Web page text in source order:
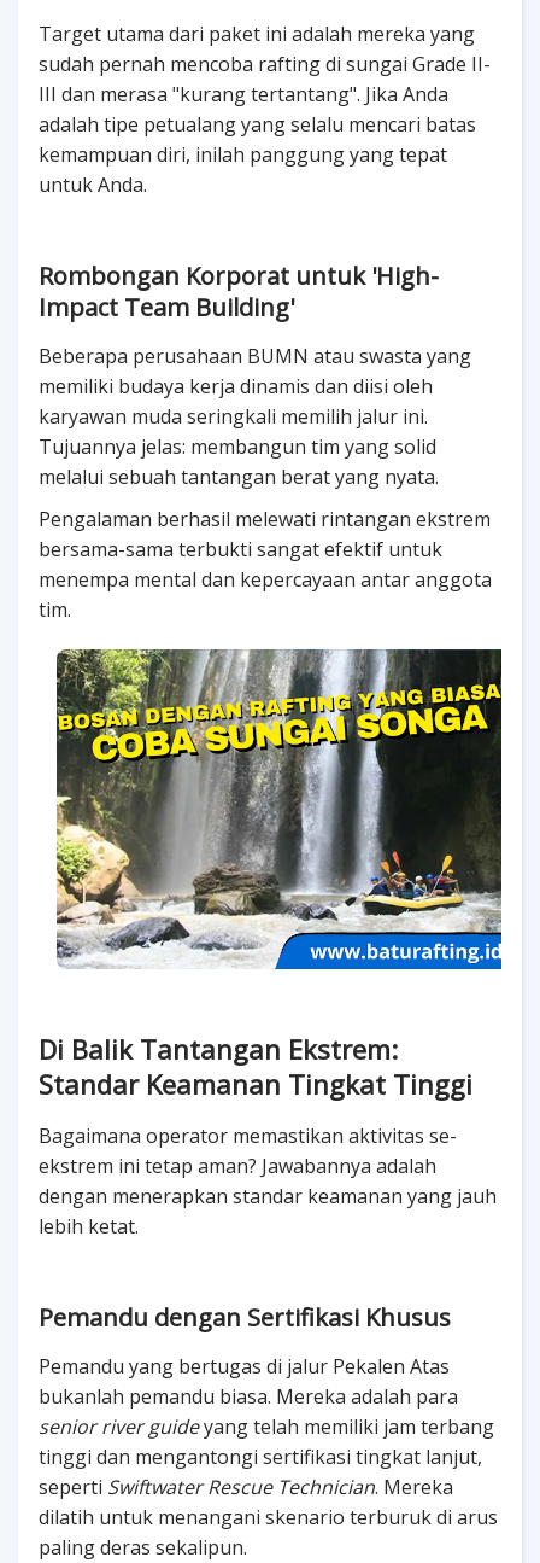
Target utama dari paket ini adalah mereka yang
sudah pernah mencoba rafting di sungai Grade II-
III dan merasa "kurang tertantang". Jika Anda
adalah tipe petualang yang selalu mencari batas
kemampuan diri, inilah panggung yang tepat
untuk Anda.
Rombongan Korporat untuk 'High-
Impact Team Building'
Beberapa perusahaan BUMN atau swasta yang
memiliki budaya kerja dinamis dan diisi oleh
karyawan muda seringkali memilih jalur ini.
Tujuannya jelas: membangun tim yang solid
melalui sebuah tantangan berat yang nyata.
Pengalaman berhasil melewati rintangan ekstrem
bersama-sama terbukti sangat efektif untuk
menempa mental dan kepercayaan antar anggota
tim.
Di Balik Tantangan Ekstrem:
Standar Keamanan Tingkat Tinggi
Bagaimana operator memastikan aktivitas se-
ekstrem ini tetap aman? Jawabannya adalah
dengan menerapkan standar keamanan yang jauh
lebih ketat.
Pemandu dengan Sertifikasi Khusus
Pemandu yang bertugas di jalur Pekalen Atas
bukanlah pemandu biasa. Mereka adalah para
senior river guideyang telah memiliki jam terbang
tinggi dan mengantongi sertifikasi tingkat lanjut,
seperti Swiftwater Rescue Technician. Mereka
dilatih untuk menangani skenario terburuk di arus
paling deras sekalipun.